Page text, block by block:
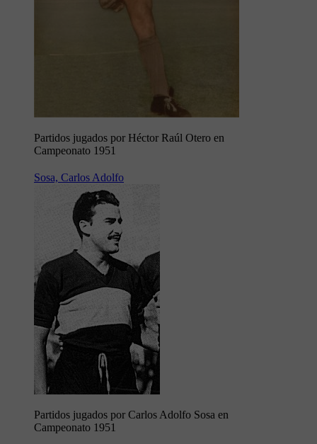
Partidos jugados por Héctor Raúl Otero en
Campeonato 1951
Sosa, Carlos Adolfo
Partidos jugados por Carlos Adolfo Sosa en
Campeonato 1951